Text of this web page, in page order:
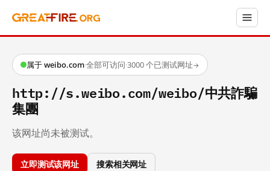
属于 weibo.com·全部可访问·3000 个已测试网址→
http://s.weibo.com/weibo/中共詐騙
集團
该网址尚未被测试。
立即测试该网址 搜索相关网址